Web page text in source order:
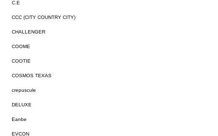
C.E
CCC (CITY COUNTRY CITY)
CHALLENGER
COOME
COOTIE
COSMOS TEXAS
crepuscule
DELUXE
Eanbe
EVCON